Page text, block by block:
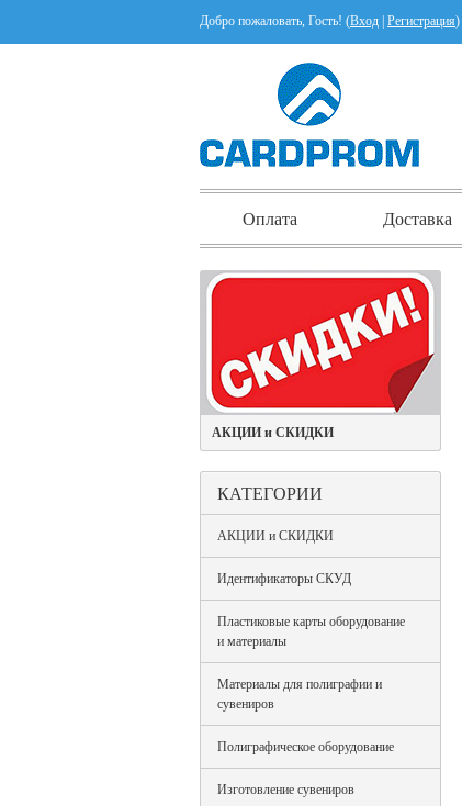
Добро пожаловать, Гость! (Вход Регистрация)
Оплата Доставка
АКЦИИ и СКИДКИ
КАТЕГОРИИ
АКЦИИ и СКИДКИ
Идентификаторы СКУД
Пластиковые карты оборудование
и материалы
Материалы для полиграфии и
сувениров
Полиграфическое оборудование
Изготовление сувениров